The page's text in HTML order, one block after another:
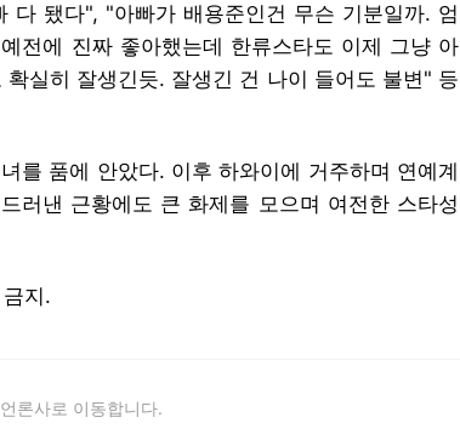
다 됐다", "아빠가 배용준인건 무슨 기분일까. 엄
전에 진짜 좋아했는데 한류스타도 이제 그냥 아
실히 잘생긴듯. 잘생긴 건 나이 들어도 불변" 등
를 품에 안았다. 이후 하와이에 거주하며 연예계
러낸 근황에도 큰 화제를 모으며 여전한 스타성
지.
론사로 이동합니다.